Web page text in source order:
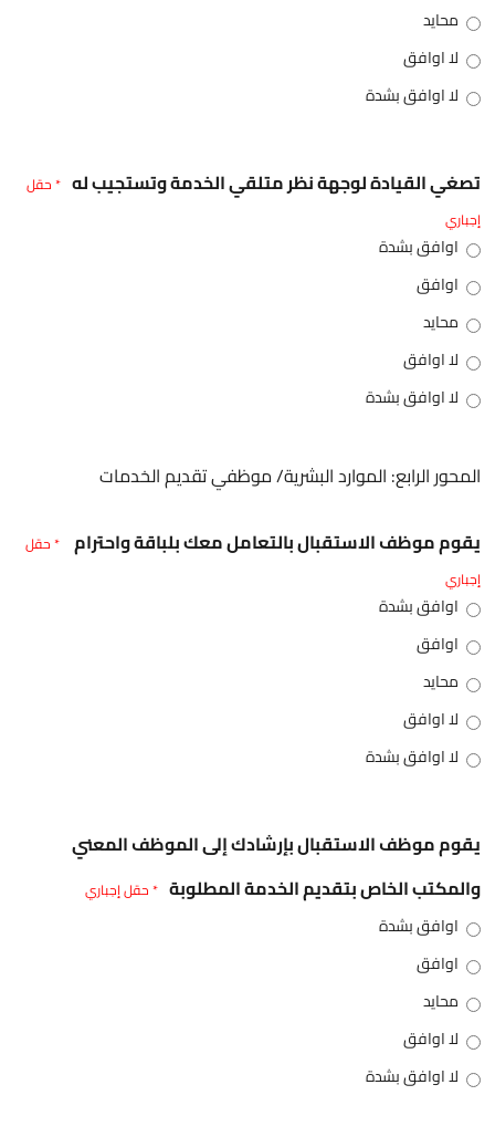
محايد
لا اوافق
لا اوافق بشدة
تصغي القيادة لوجهة نظر متلقي الخدمة وتستجيب له * حقل
إجباري
اوافق بشدة
اوافق
محايد
لا اوافق
لا اوافق بشدة
المحور الرابع: الموارد البشرية/ موظفي تقديم الخدمات
يقوم موظف الاستقبال بالتعامل معك بلباقة واحترام * حقل
إجباري
اوافق بشدة
اوافق
محايد
لا اوافق
لا اوافق بشدة
يقوم موظف الاستقبال بإرشادك إلى الموظف المعني
والمكتب الخاص بتقديم الخدمة المطلوبة * حقل إجباري
اوافق بشدة
اوافق
محايد
لا اوافق
لا اوافق بشدة